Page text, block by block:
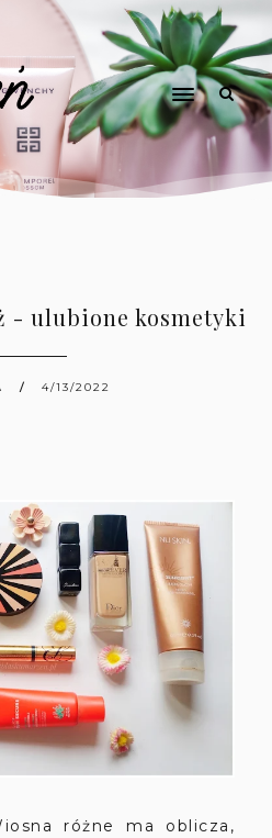
- ulubione kosmetyki
4/13/2022
ma oblicza,